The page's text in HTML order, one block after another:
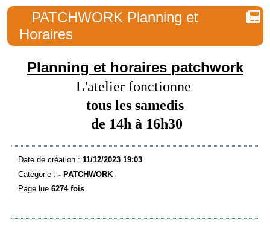
PATCHWORK Planning et
Horaires
Planning et horaires patchwork
L'atelier fonctionne
tous les samedis
de 14h à 16h30
Date de création : 11/12/2023 19:03
Catégorie : - PATCHWORK
Page lue 6274 fois